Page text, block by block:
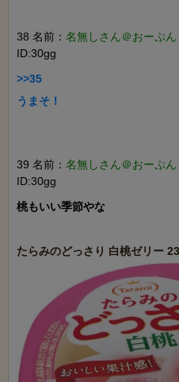
38 名前： 名無しさん＠おーぷん
ID:30gg
>>35
うまそ！
39 名前： 名無しさん＠おーぷん
ID:30gg
桃もいい季節やな